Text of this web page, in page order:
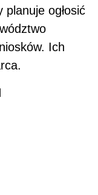
ogłosić
Ich